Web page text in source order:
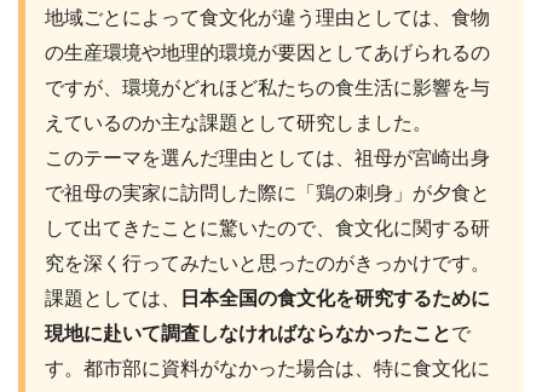
地域ごとによって食文化が違う理由としては、食物
の生産環境や地理的環境が要因としてあげられるの
ですが、環境がどれほど私たちの食生活に影響を与
えているのか主な課題として研究しました。
このテーマを選んだ理由としては、祖母が宮崎出身
で祖母の実家に訪問した際に「鶏の刺身」が夕食と
して出てきたことに驚いたので、食文化に関する研
究を深く行ってみたいと思ったのがきっかけです。
課題としては、
日本全国の食文化を研究するために
現地に赴いて調査しなければならなかったことで
す。都市部に資料がなかった場合は、特に食文化に